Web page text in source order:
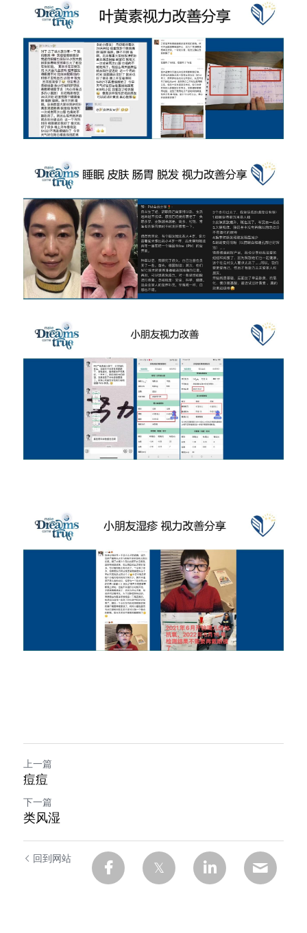
上一篇
痘痘
下一篇
类风湿
回到网站